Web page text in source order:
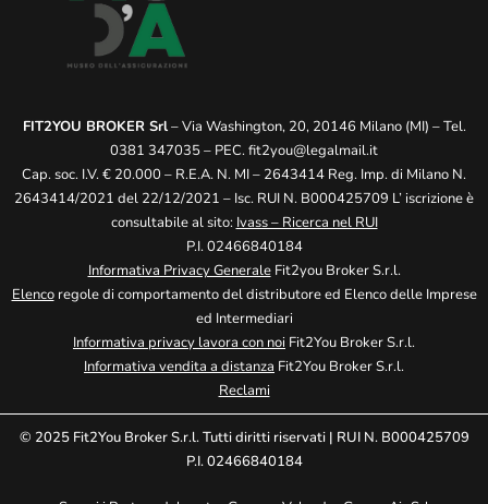
FIT2YOU BROKER Srl– Via Washington, 20, 20146 Milano (MI) – Tel.
0381 347035 – PEC. fit2you@legalmail.it
Cap. soc. I.V. € 20.000 – R.E.A. N. MI – 2643414 Reg. Imp. di Milano N.
2643414/2021 del 22/12/2021 – Isc. RUI N. B000425709 L’ iscrizione è
consultabile al sito: Ivass – Ricerca nel RUI
P.I. 02466840184
Informativa Privacy GeneraleFit2you Broker S.r.l.
Elencoregole di comportamento del distributore ed Elenco delle Imprese
ed Intermediari
Informativa privacy lavora con noi Fit2You Broker S.r.l.
Informativa vendita a distanza Fit2You Broker S.r.l.
Reclami
© 2025 Fit2You Broker S.r.l. Tutti diritti riservati | RUI N. B000425709
P.I. 02466840184